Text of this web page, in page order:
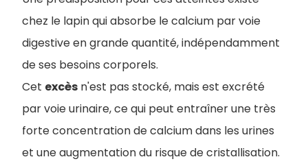
chez le lapin qui absorbe le calcium par voie
digestive en grande quantité, indépendamment
de ses besoins corporels.
Cet excès n'est pas stocké, mais est excrété
par voie urinaire, ce qui peut entraîner une très
forte concentration de calcium dans les urines
et une augmentation du risque de cristallisation.